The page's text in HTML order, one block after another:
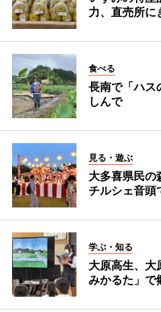
力、直売所に
食べる
長南で「ハ
しんで
見る・遊ぶ
大多喜県民
チルシェ音頭
学ぶ・知る
大原高生、
みかるた」で